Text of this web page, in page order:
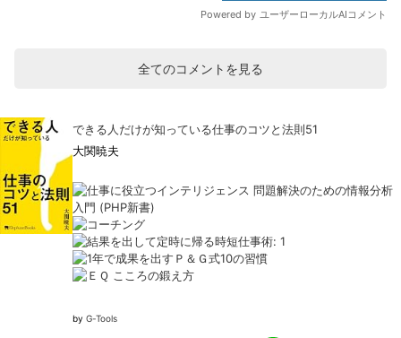
全てのコメントを見る
できる人だけが知っている仕事のコツと法則51
大関暁夫
by G-Tools